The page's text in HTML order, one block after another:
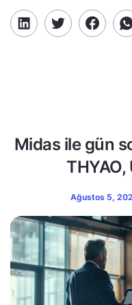
Midas ile gün
THYAO,
Ağustos 5,